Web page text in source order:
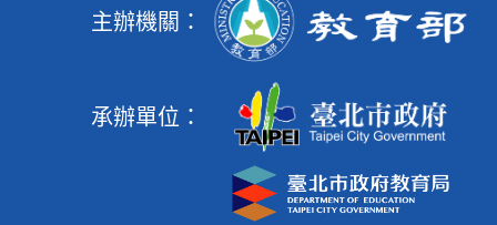
主辦機關：
承辦單位：